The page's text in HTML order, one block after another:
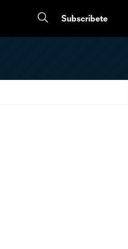
Subscribete